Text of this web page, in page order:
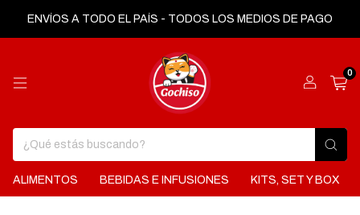
ENVÍOS A TODO EL PAÍS - TODOS LOS MEDIOS DE PAGO
0
ALIMENTOS BEBIDAS E INFUSIONES KITS, SET Y BOX